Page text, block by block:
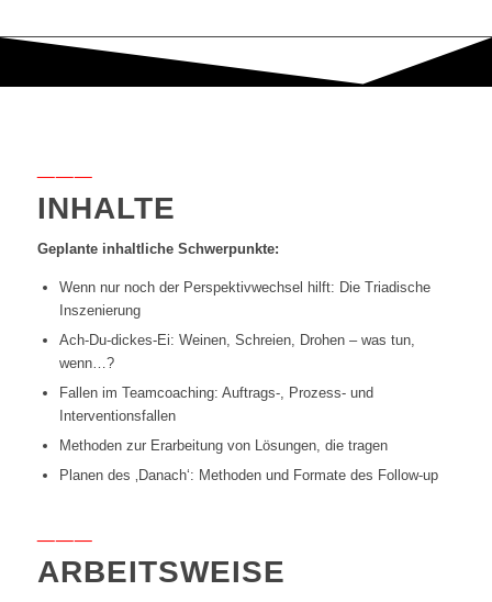
INHALTE
Geplante inhaltliche Schwerpunkte:
Wenn nur noch der Perspektivwechsel hilft: Die Triadische
Inszenierung
Ach-Du-dickes-Ei: Weinen, Schreien, Drohen – was tun,
wenn…?
Fallen im Teamcoaching: Auftrags-, Prozess- und
Interventionsfallen
Methoden zur Erarbeitung von Lösungen, die tragen
Planen des ‚Danach‘: Methoden und Formate des Follow-up
ARBEITSWEISE